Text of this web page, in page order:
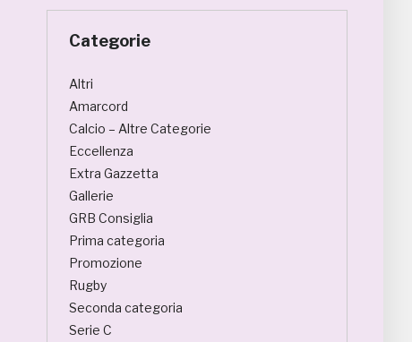
Categorie
Altri
Amarcord
Calcio – Altre Categorie
Eccellenza
Extra Gazzetta
Gallerie
GRB Consiglia
Prima categoria
Promozione
Rugby
Seconda categoria
Serie C